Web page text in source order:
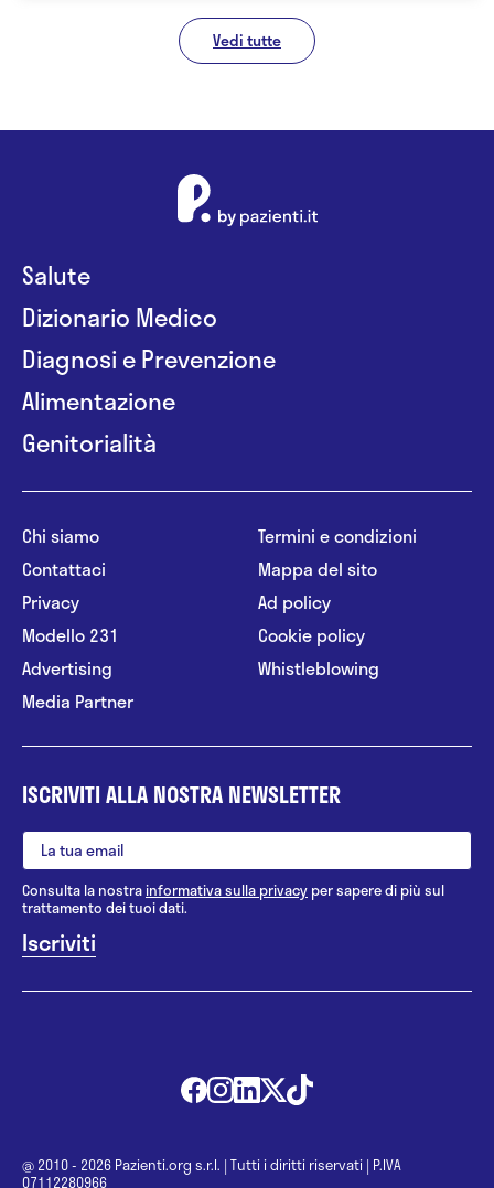
Vedi tutte
Salute
Dizionario Medico
Diagnosi e Prevenzione
Alimentazione
Genitorialità
Chi siamo
Contattaci
Privacy
Modello 231
Advertising
Media Partner
Termini e condizioni
Mappa del sito
Ad policy
Cookie policy
Whistleblowing
ISCRIVITI ALLA NOSTRA NEWSLETTER
Consulta la nostrainformativa sulla privacy per sapere di più sul
trattamento dei tuoi dati.
@ 2010 - 2026 Pazienti.org s.r.l. | Tutti i diritti riservati | P.IVA
07112280966